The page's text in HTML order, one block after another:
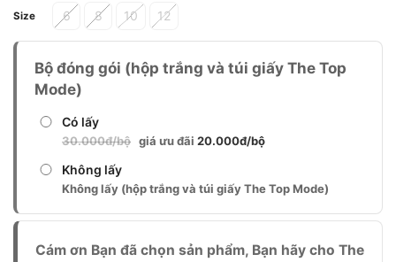
Size 6 8 10 12
Bộ đóng gói (hộp trắng và túi giấy The Top
Mode)
Có lấy
30.000đ/bộ giá ưu đãi 20.000đ/bộ
Không lấy
Không lấy (hộp trắng và túi giấy The Top Mode)
Cám ơn Bạn đã chọn sản phẩm, Bạn hãy cho The
Alternative: